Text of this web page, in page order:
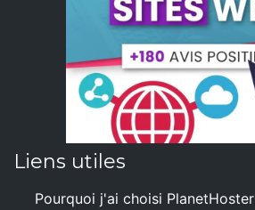
Liens utiles
Pourquoi j'ai choisi PlanetHoster